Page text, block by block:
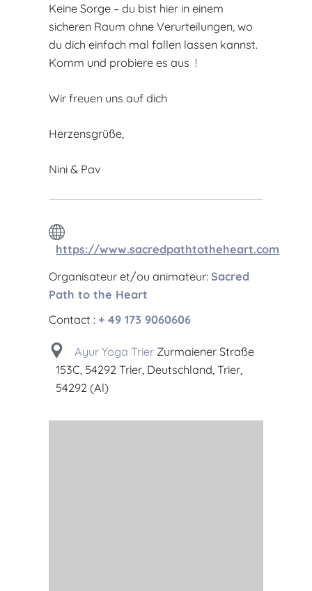
Keine Sorge – du bist hier in einem
sicheren Raum ohne Verurteilungen, wo
du dich einfach mal fallen lassen kannst.
Komm und probiere es aus !
Wir freuen uns auf dich
Herzensgrüße,
Nini & Pav
https://www.sacredpathtotheheart.com
Organisateur et/ou animateur: Sacred
Path to the Heart
Contact : + 49 173 9060606
Ayur Yoga Trier Zurmaiener Straße
153C, 54292 Trier, Deutschland, Trier,
54292 (Al)